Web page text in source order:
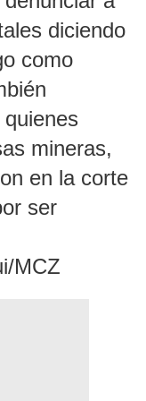
diciendo
como
mineras,
en la corte
ser
MCZ